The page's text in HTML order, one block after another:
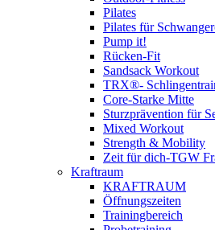
Pilates
Pilates für
Pump it!
Rücken-Fit
Sandsack Workout
TRX®-
Core-Starke Mitte
Sturzprävention für
Mixed Workout
Strength & Mobility
Zeit für dich-TGW
Kraftraum
KRAFTRAUM
Öffnungszeiten
Trainingbereich